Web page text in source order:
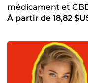
médicament et
des backlinks
À partir de 18,82